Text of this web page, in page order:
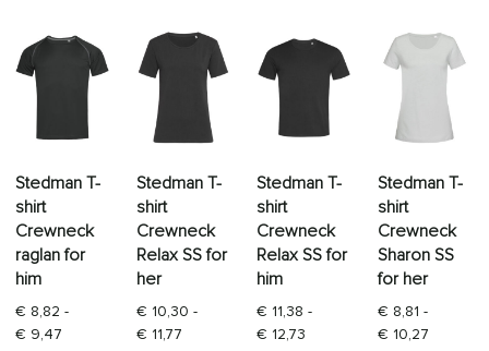
Stedman T-
shirt
Crewneck
raglan for
him
€ 8,82 -
€ 9,47 Prijsklasse: € 8,82 tot € 9,47
Stedman T-
shirt
Crewneck
Relax SS for
her
€ 10,30 -
€ 11,77Prijsklasse: € 10,30 tot € 11,77
Stedman T-
shirt
Crewneck
Relax SS for
him
€ 11,38 -
€ 12,73 Prijsklasse: € 11,38 tot €
Stedman T-
shirt
Crewneck
Sharon SS
for her
€ 8,81 -
€ 10,27